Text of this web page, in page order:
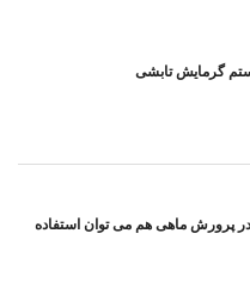
گرمایش تابشی
در پرورش ماهی هم می توان استفاده